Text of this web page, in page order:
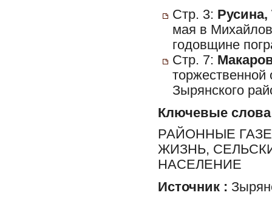
Стр. 3: Русина,
мая в
годовщине
Стр. 7:
торжественной
Зырянского
Ключевые слова
РАЙОННЫЕ
ЖИЗНЬ,
НАСЕЛЕНИЕ
Источник :